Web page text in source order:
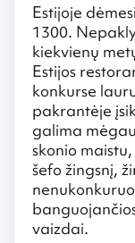
Estijoje
1300.
kiekvienų
Estijos
konkurse
pakrantėje
galima
skonio
šefo žingsnį,
vaizdai.